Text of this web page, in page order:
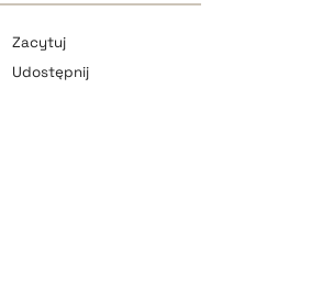
Zacytuj
Udostępnij